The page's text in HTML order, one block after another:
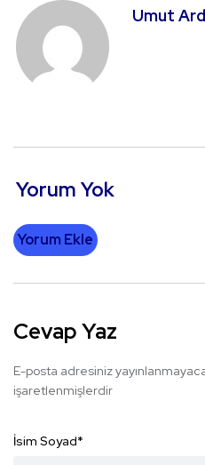
Umut
Yorum Yok
Yorum Ekle
Cevap Yaz
E-posta adresiniz
işaretlenmişlerdir
İsim Soyad*